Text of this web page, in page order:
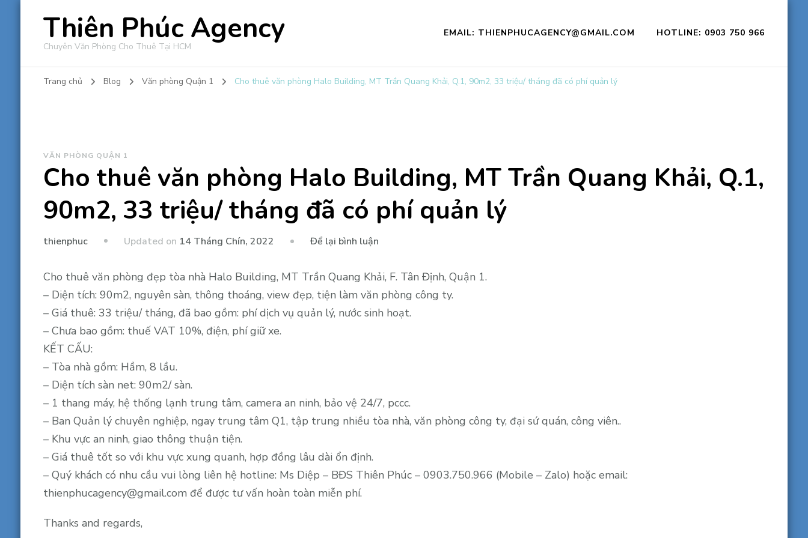
Thiên Phúc Agency
Chuyên Văn Phòng Cho Thuê Tại HCM
EMAIL: THIENPHUCAGENCY@GMAIL.COM HOTLINE: 0903 750 966
Trang chủ Blog Văn phòng Quận 1 Cho thuê văn phòng Halo Building, MT Trần Quang Khải, Q.1, 90m2, 33 triệu/ tháng đã có phí quản lý
VĂN PHÒNG QUẬN 1
Cho thuê văn phòng Halo Building, MT Trần Quang Khải, Q.1,
90m2, 33 triệu/ tháng đã có phí quản lý
thienphuc Updated on 14 Tháng Chín, 2022 Để lại bình luậntại
thuê
văn
phòng
Khải,
Q.1,
triệu/
Cho thuê văn phòng đẹp tòa nhà Halo Building, MT Trần Quang Khải, F. Tân Định, Quận 1.
– Diện tích: 90m2, nguyên sàn, thông thoáng, view đẹp, tiện làm văn phòng công ty.
– Giá thuê: 33 triệu/ tháng, đã bao gồm: phí dịch vụ quản lý, nước sinh hoạt.
– Chưa bao gồm: thuế VAT 10%, điện, phí giữ xe.
KẾT CẤU:
– Tòa nhà gồm: Hầm, 8 lầu.
– Diện tích sàn net: 90m2/ sàn.
– 1 thang máy, hệ thống lạnh trung tâm, camera an ninh, bảo vệ 24/7, pccc.
– Ban Quản lý chuyên nghiệp, ngay trung tâm Q1, tập trung nhiều tòa nhà, văn phòng công ty, đại sứ quán, công viên..
– Khu vực an ninh, giao thông thuận tiện.
– Giá thuê tốt so với khu vực xung quanh, hợp đồng lâu dài ổn định.
– Quý khách có nhu cầu vui lòng liên hệ hotline: Ms Diệp – BĐS Thiên Phúc – 0903.750.966 (Mobile – Zalo) hoặc email:
thienphucagency@gmail.com để được tư vấn hoàn toàn miễn phí.
Thanks and regards,